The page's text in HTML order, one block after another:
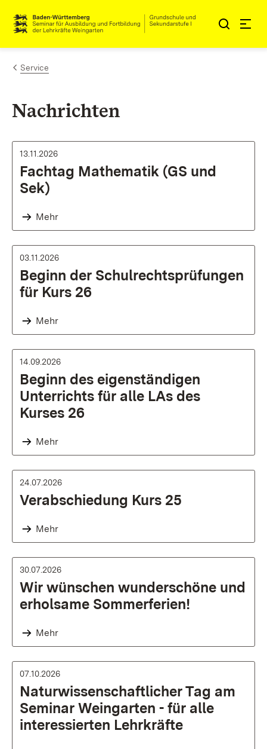
Zum Inhalt springen
Link zur Startseite
Service
Nachrichten
13.11.2026
Fachtag Mathematik (GS und
Sek)
Mehr
03.11.2026
Beginn der Schulrechtsprüfungen
für Kurs 26
Mehr
14.09.2026
Beginn des eigenständigen
Unterrichts für alle LAs des
Kurses 26
Mehr
24.07.2026
Verabschiedung Kurs 25
Mehr
30.07.2026
Wir wünschen wunderschöne und
erholsame Sommerferien!
Mehr
07.10.2026
Naturwissenschaftlicher Tag am
Seminar Weingarten - für alle
interessierten Lehrkräfte